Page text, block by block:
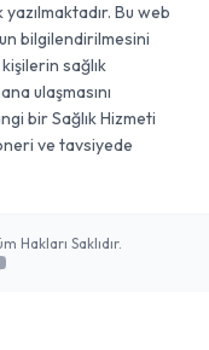
Bu web
bilgilendirilmesini
sağlık
ulaşmasını
bir Sağlık Hizmeti
ve tavsiyede
Saklıdır.